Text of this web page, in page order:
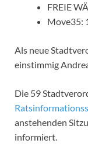
FREIE
Move35:
Als neue
einstimmig
Die 59
anstehenden
informiert.